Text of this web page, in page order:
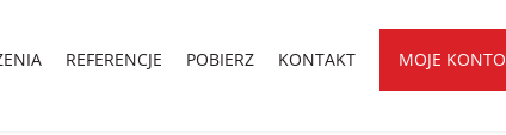
REFERENCJE POBIERZ KONTAKT MOJE KONTO